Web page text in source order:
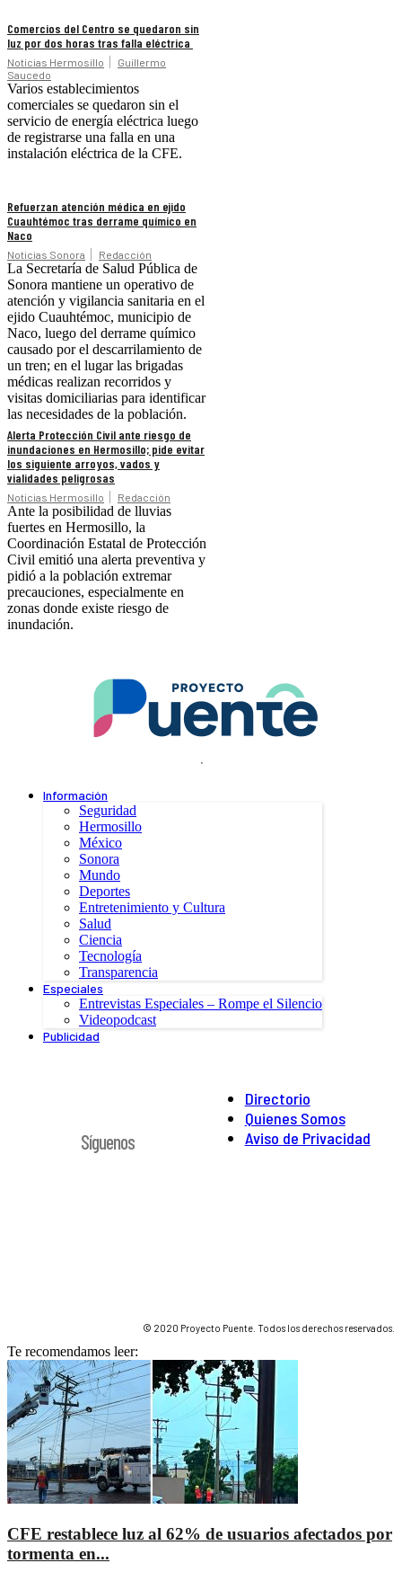
Comercios del Centro se quedaron sin
luz por dos horas tras falla eléctrica
Noticias Hermosillo
Guillermo
Saucedo
Varios establecimientos
comerciales se quedaron sin el
servicio de energía eléctrica luego
de registrarse una falla en una
instalación eléctrica de la CFE.
Refuerzan atención médica en ejido
Cuauhtémoc tras derrame químico en
Naco
Noticias Sonora Redacción
La Secretaría de Salud Pública de
Sonora mantiene un operativo de
atención y vigilancia sanitaria en el
ejido Cuauhtémoc, municipio de
Naco, luego del derrame químico
causado por el descarrilamiento de
un tren; en el lugar las brigadas
médicas realizan recorridos y
visitas domiciliarias para identificar
las necesidades de la población.
Alerta Protección Civil ante riesgo de
inundaciones en Hermosillo; pide evitar
los siguiente arroyos, vados y
vialidades peligrosas
Noticias Hermosillo Redacción
Ante la posibilidad de lluvias
fuertes en Hermosillo, la
Coordinación Estatal de Protección
Civil emitió una alerta preventiva y
pidió a la población extremar
precauciones, especialmente en
zonas donde existe riesgo de
inundación.
.
Información
Seguridad
Hermosillo
México
Sonora
Mundo
Deportes
Entretenimiento y Cultura
Salud
Ciencia
Tecnología
Transparencia
Especiales
Entrevistas Especiales – Rompe el Silencio
Videopodcast
Publicidad
Directorio
Quienes Somos
Aviso de Privacidad
Síguenos
© 2020 Proyecto Puente. Todos los derechos reservados.
Te recomendamos leer:
CFE restablece luz al 62% de usuarios afectados por
tormenta en...